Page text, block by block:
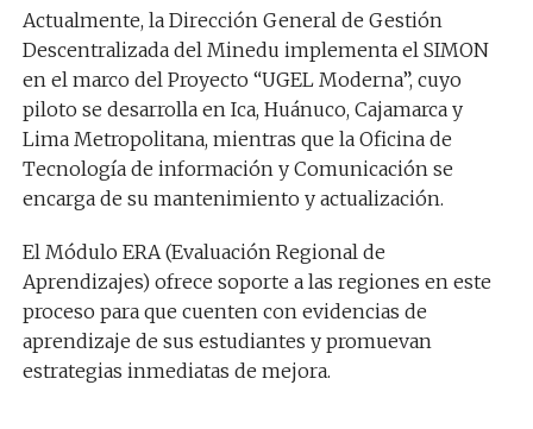
Actualmente, la Dirección General de Gestión
Descentralizada del Minedu implementa el SIMON
en el marco del Proyecto “UGEL Moderna”, cuyo
piloto se desarrolla en Ica, Huánuco, Cajamarca y
Lima Metropolitana, mientras que la Oficina de
Tecnología de información y Comunicación se
encarga de su mantenimiento y actualización.
El Módulo ERA (Evaluación Regional de
Aprendizajes) ofrece soporte a las regiones en este
proceso para que cuenten con evidencias de
aprendizaje de sus estudiantes y promuevan
estrategias inmediatas de mejora.